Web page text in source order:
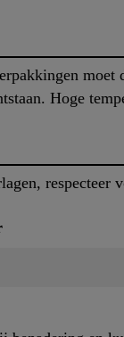
Hoge
respecteer